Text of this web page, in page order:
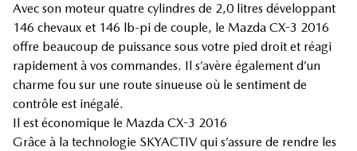
Avec son moteur quatre cylindres de 2,0 litres développant
146 chevaux et 146 lb-pi de couple, le Mazda CX-3 2016
offre beaucoup de puissance sous votre pied droit et réagi
rapidement à vos commandes. Il s’avère également d’un
charme fou sur une route sinueuse où le sentiment de
contrôle est inégalé.
Il est économique le Mazda CX-3 2016
Grâce à la technologie SKYACTIV qui s’assure de rendre les